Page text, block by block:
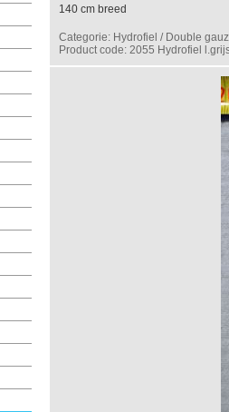
140 cm breed
Categorie: Hydrofiel / Double
Product code: 2055 Hydrofiel